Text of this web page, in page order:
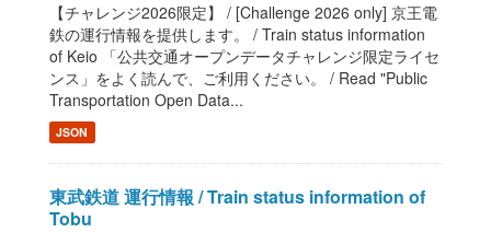
【チャレンジ2026限定】 / [Challenge 2026 only] 京王電
鉄の運行情報を提供します。 / Train status information
of Keio 「公共交通オープンデータチャレンジ限定ライセ
ンス」をよく読んで、ご利用ください。 / Read "Public
Transportation Open Data...
JSON
東武鉄道 運行情報 / Train status information of
Tobu